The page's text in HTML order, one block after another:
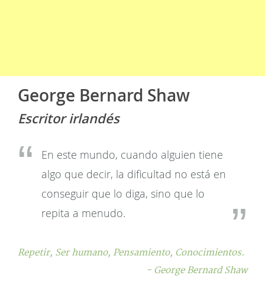
George Bernard Shaw
Escritor irlandés
En este mundo, cuando alguien tiene
algo que decir, la dificultad no está en
conseguir que lo diga, sino que lo
repita a menudo.
Repetir, Ser humano, Pensamiento, Conocimientos.
- George Bernard Shaw